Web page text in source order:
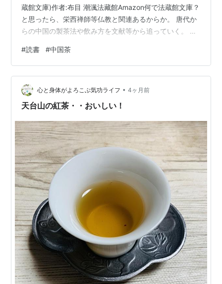
蔵館文庫)作者:布目 潮渢法藏館Amazon何で法蔵館文庫？
と思ったら、栄西禅師等仏教と関連あるからか。 唐代か
らの中国の製茶法や飲み方を文献等から追っていく。 著
茶樹を種から育てていたというのも驚きだ、知らなかっ
た。 いっちばん最初はお茶っ葉じゃなかったらしい。 陸
羽の「茶経」辺りから製茶法等が分かるようになってき
た、この頃でも葉っぱ状態じゃなく固形になっていたと
か。 宋代の龍鳳茶って凄そう・・・だけど、これ美味し
#読書 #中国茶
心と身体がよろこぶ気功ライフ • 4ヶ月前
天台山の紅茶・・おいしい！